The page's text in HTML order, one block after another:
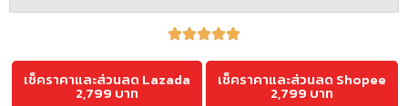
เช็คราคาและส่วนลด Lazada
2,799 บาท
เช็คราคาและส่วนลด Shopee
2,799 บาท